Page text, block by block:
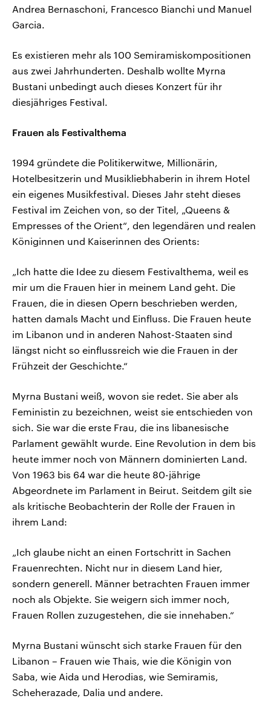
Andrea Bernaschoni, Francesco Bianchi und Manuel
Garcia.
Es existieren mehr als 100 Semiramiskompositionen
aus zwei Jahrhunderten. Deshalb wollte Myrna
Bustani unbedingt auch dieses Konzert für ihr
diesjähriges Festival.
Frauen als Festivalthema
1994 gründete die Politikerwitwe, Millionärin,
Hotelbesitzerin und Musikliebhaberin in ihrem Hotel
ein eigenes Musikfestival. Dieses Jahr steht dieses
Festival im Zeichen von, so der Titel, „Queens &
Empresses of the Orient“, den legendären und realen
Königinnen und Kaiserinnen des Orients:
„Ich hatte die Idee zu diesem Festivalthema, weil es
mir um die Frauen hier in meinem Land geht. Die
Frauen, die in diesen Opern beschrieben werden,
hatten damals Macht und Einfluss. Die Frauen heute
im Libanon und in anderen Nahost-Staaten sind
längst nicht so einflussreich wie die Frauen in der
Frühzeit der Geschichte.“
Myrna Bustani weiß, wovon sie redet. Sie aber als
Feministin zu bezeichnen, weist sie entschieden von
sich. Sie war die erste Frau, die ins libanesische
Parlament gewählt wurde. Eine Revolution in dem bis
heute immer noch von Männern dominierten Land.
Von 1963 bis 64 war die heute 80-jährige
Abgeordnete im Parlament in Beirut. Seitdem gilt sie
als kritische Beobachterin der Rolle der Frauen in
ihrem Land:
„Ich glaube nicht an einen Fortschritt in Sachen
Frauenrechten. Nicht nur in diesem Land hier,
sondern generell. Männer betrachten Frauen immer
noch als Objekte. Sie weigern sich immer noch,
Frauen Rollen zuzugestehen, die sie innehaben.“
Myrna Bustani wünscht sich starke Frauen für den
Libanon – Frauen wie Thais, wie die Königin von
Saba, wie Aida und Herodias, wie Semiramis,
Scheherazade, Dalia und andere.